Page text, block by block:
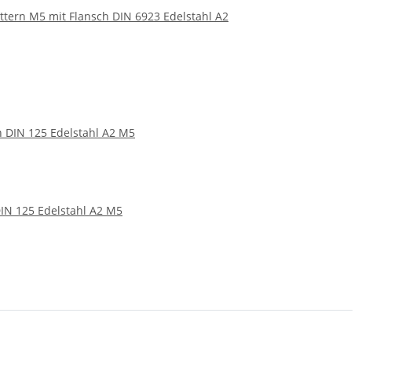
M5 mit Flansch DIN 6923 Edelstahl A2
125 Edelstahl A2 M5